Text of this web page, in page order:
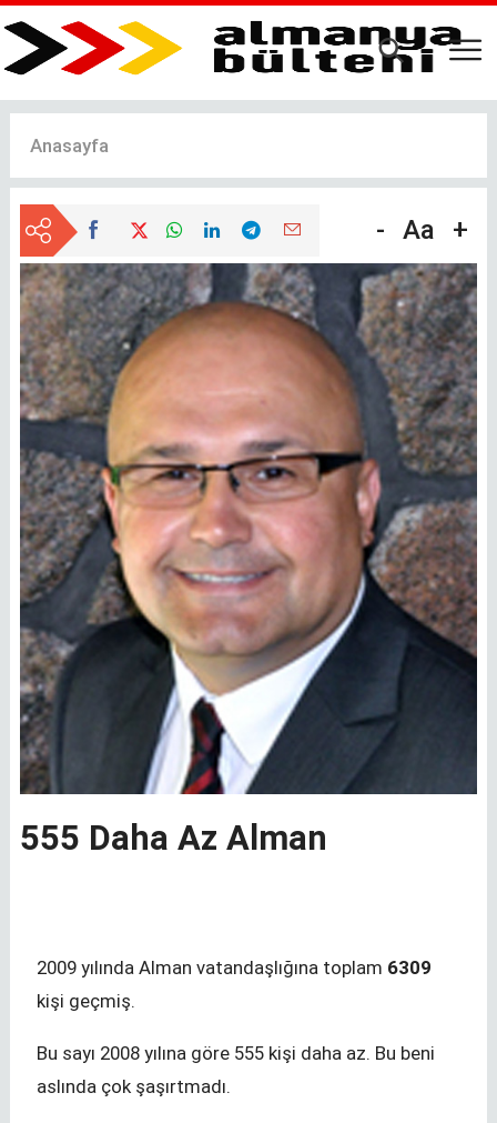
Ana
içeriğe
Anasayfa
- Aa +
555 Daha Az Alman
2009 yılında Alman vatandaşlığına toplam 6309
kişi geçmiş.
Bu sayı 2008 yılına göre 555 kişi daha az. Bu beni
aslında çok şaşırtmadı.